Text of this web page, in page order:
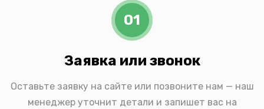
01
Заявка или звонок
Оставьте заявку на сайте или позвоните нам — наш
менеджер уточнит детали и запишет вас на